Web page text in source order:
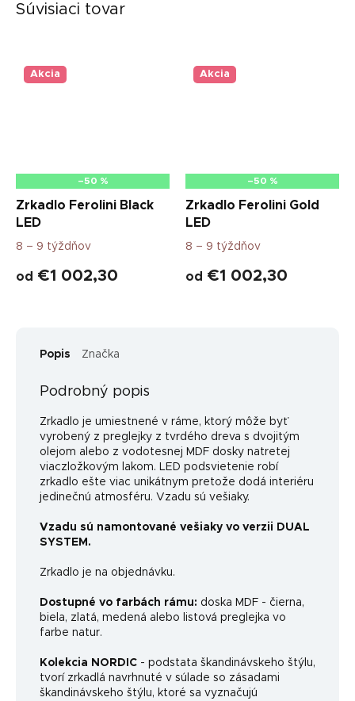
Súvisiaci tovar
Akcia
–50 %
Zrkadlo Ferolini Black
LED
8 – 9 týždňov
od €1 002,30
Akcia
–50 %
Zrkadlo Ferolini Gold
LED
8 – 9 týždňov
od €1 002,30
Popis Značka
Podrobný popis
Zrkadlo je umiestnené v ráme, ktorý môže byť
vyrobený z preglejky z tvrdého dreva s dvojitým
olejom alebo z vodotesnej MDF dosky natretej
viaczložkovým lakom. LED podsvietenie robí
zrkadlo ešte viac unikátnym pretože dodá interiéru
jedinečnú atmosféru. Vzadu sú vešiaky.
Vzadu sú namontované vešiaky vo verzii DUAL
SYSTEM.
Zrkadlo je na objednávku.
Dostupné vo farbách rámu: doska MDF - čierna,
biela, zlatá, medená alebo listová preglejka vo
farbe natur.
Kolekcia NORDIC - podstata škandinávskeho štýlu,
tvorí zrkadlá navrhnuté v súlade so zásadami
škandinávskeho štýlu, ktoré sa vyznačujú